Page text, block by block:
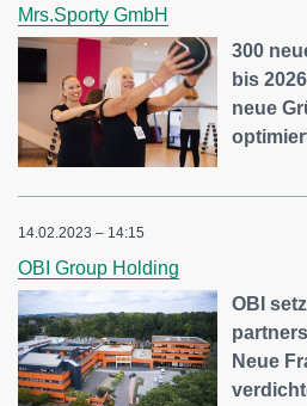
Mrs.Sporty GmbH
300
bis
neue
14.02.2023 – 14:15
OBI Group Holding
OBI
Neue